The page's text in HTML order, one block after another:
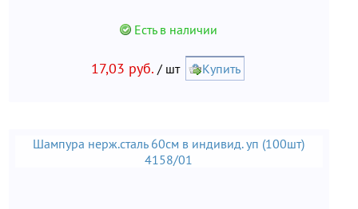
Есть в наличии
17,03 руб. / шт Купить
Шампура нерж.сталь 60см в индивид. уп (100шт)
4158/01